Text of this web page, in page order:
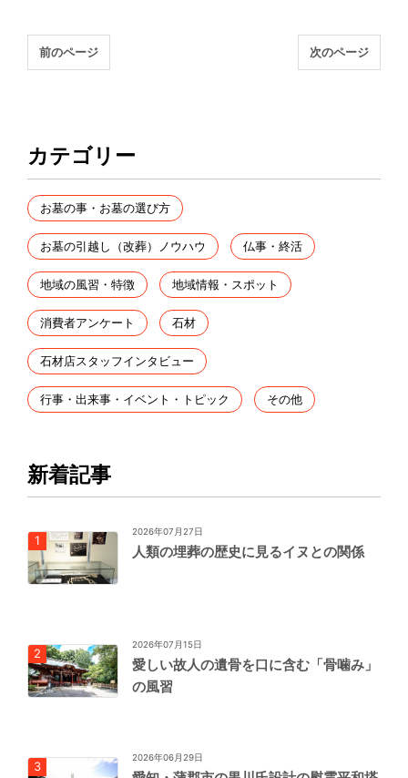
前のページ 次のページ
カテゴリー
お墓の事・お墓の選び方
お墓の引越し（改葬）ノウハウ 仏事・終活
地域の風習・特徴 地域情報・スポット
消費者アンケート 石材
石材店スタッフインタビュー
行事・出来事・イベント・トピック その他
新着記事
2026年07月27日
人類の埋葬の歴史に見るイヌとの関係
2026年07月15日
愛しい故人の遺骨を口に含む「骨噛み」
の風習
2026年06月29日